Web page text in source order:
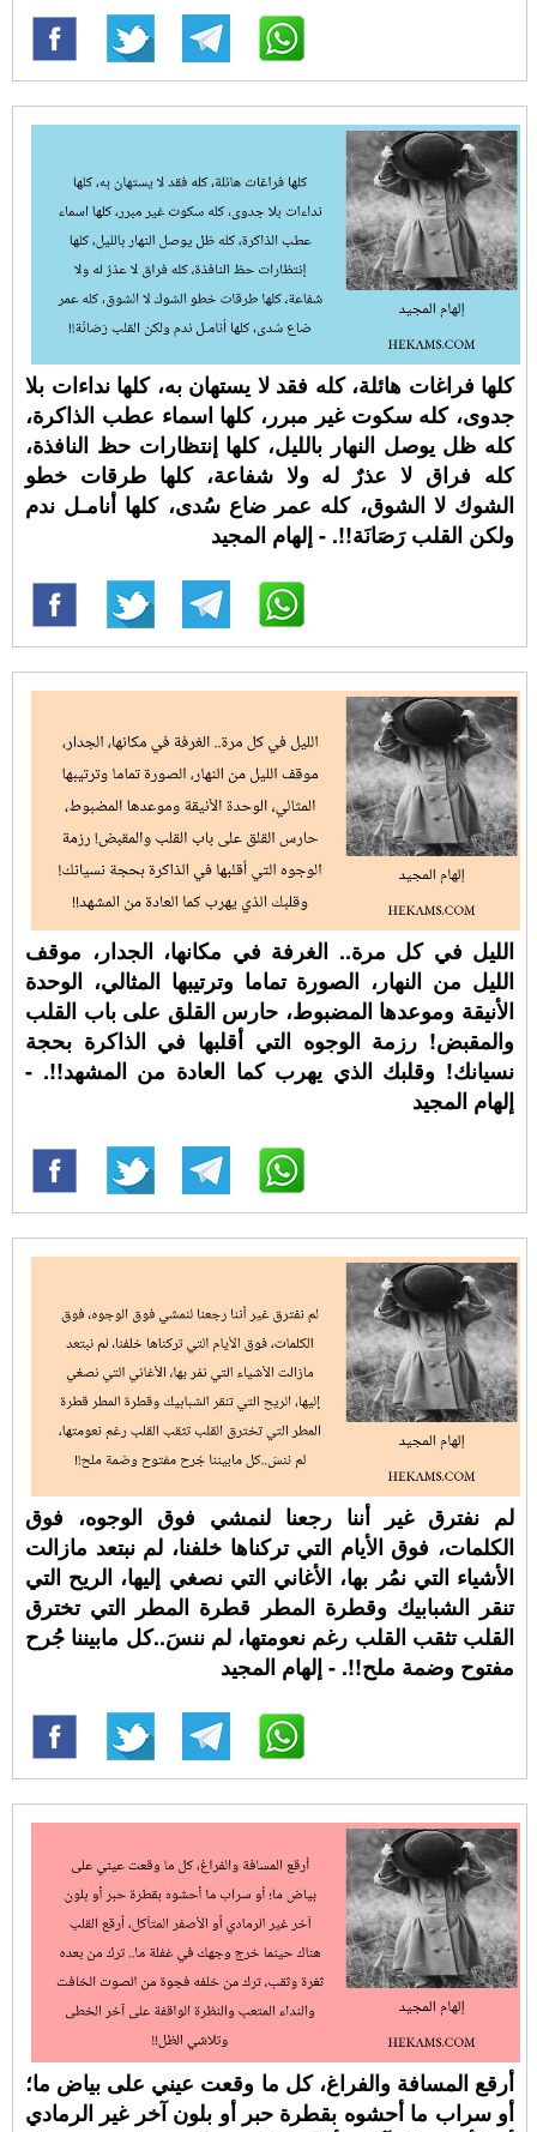
كلها فراغات هائلة، كله فقد لا يستهان به، كلها نداءات بلا
جدوى، كله سكوت غير مبرر، كلها اسماء عطب الذاكرة،
كله ظل يوصل النهار بالليل، كلها إنتظارات حظ النافذة،
كله فراق لا عذرٌ له ولا شفاعة، كلها طرقات خطو
الشوك لا الشوق، كله عمر ضاع سُدى، كلها أنامـل ندم
ولكن القلب رَصَانَة!!. - إلهام المجيد
الليل في كل مرة.. الغرفة في مكانها، الجدار، موقف
الليل من النهار، الصورة تماما وترتيبها المثالي، الوحدة
الأنيقة وموعدها المضبوط، حارس القلق على باب القلب
والمقبض! رزمة الوجوه التي أقلبها في الذاكرة بحجة
نسيانك! وقلبك الذي يهرب كما العادة من المشهد!!. -
إلهام المجيد
لم نفترق غير أننا رجعنا لنمشي فوق الوجوه، فوق
الكلمات، فوق الأيام التي تركناها خلفنا، لم نبتعد مازالت
الأشياء التي نمُر بها، الأغاني التي نصغي إليها، الريح التي
تنقر الشبابيك وقطرة المطر قطرة المطر التي تخترق
القلب تثقب القلب رغم نعومتها، لم ننسَ..كل مابيننا جُرح
مفتوح وضمة ملح!!. - إلهام المجيد
أرقع المسافة والفراغ، كل ما وقعت عيني على بياض ما؛
أو سراب ما أحشوه بقطرة حبر أو بلون آخر غير الرمادي